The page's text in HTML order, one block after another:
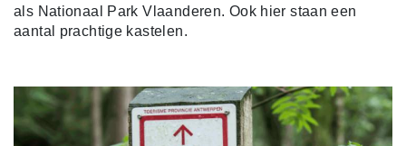
als Nationaal Park Vlaanderen. Ook hier staan een
aantal prachtige kastelen.